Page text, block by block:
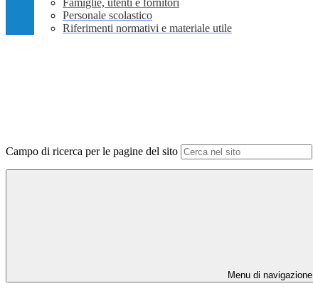
Famiglie, utenti e fornitori
Personale scolastico
Riferimenti normativi e materiale utile
Campo di ricerca per le pagine del sito
Menu di navigazione